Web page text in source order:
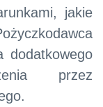
jakie
dodatkowego
przez